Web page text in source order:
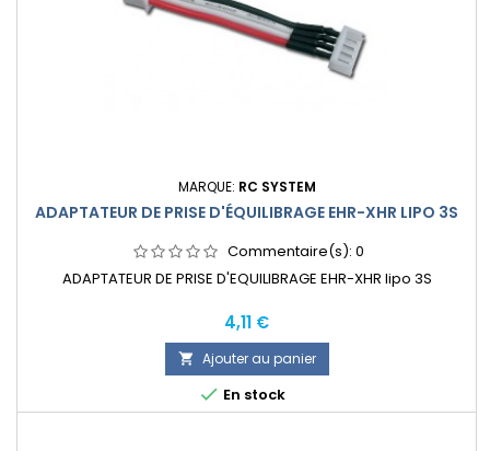
MARQUE: RC SYSTEM
ADAPTATEUR DE PRISE D'ÉQUILIBRAGE EHR-XHR LIPO 3S
Commentaire(s): 0
ADAPTATEUR DE PRISE D'EQUILIBRAGE EHR-XHR lipo 3S
Prix
4,11 €
 Ajouter au panier
 En stock